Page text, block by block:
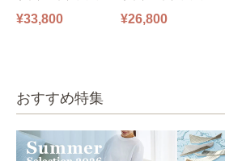
ファ フロアソファ 幅14
¥33,800
ファ フロアソファ 幅10
¥26,800
おすすめ特集